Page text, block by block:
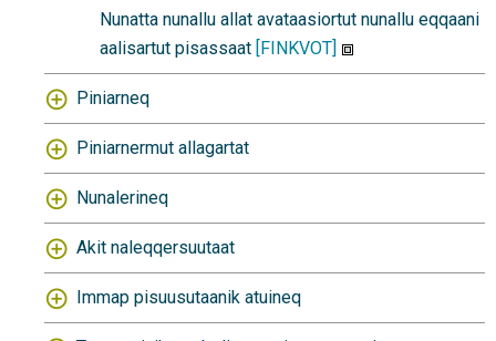
Nunatta nunallu allat avataasiortut nunallu eqqaani
aalisartut pisassaat [FINKVOT]
Piniarneq
Piniarnermut allagartat
Nunalerineq
Akit naleqqersuutaat
Immap pisuusutaanik atuineq